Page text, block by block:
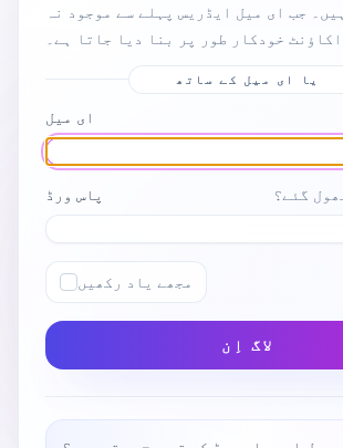
جب ای میل ایڈریس پہلے سے موجود نہ
خودکار طور پر بنا دیا جاتا ہے۔
یا ای میل کے ساتھ
ای میل
پاس ورڈ گئے؟
مجھے یاد رکھیں
لاگ اِن